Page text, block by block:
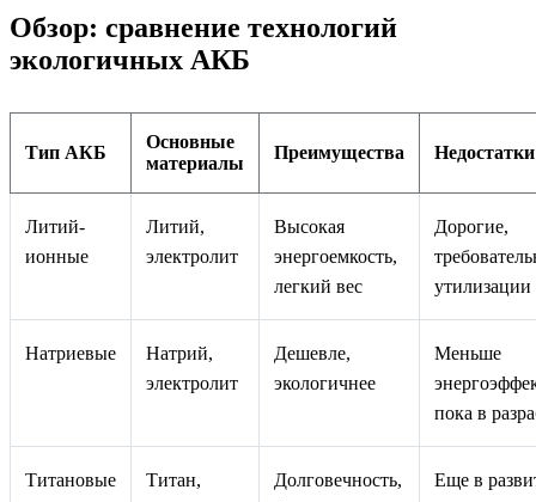
Обзор: сравнение технологий
экологичных АКБ
Тип АКБ
Основные
материалы
Преимущества Недостатки
Литий-
ионные
Литий,
электролит
Высокая
энергоемкость,
легкий вес
Дорогие,
утилизации
Натриевые
Натрий,
электролит
Дешевле,
экологичнее
Меньше
пока в
Титановые
Титан,
Долговечность,
Еще в